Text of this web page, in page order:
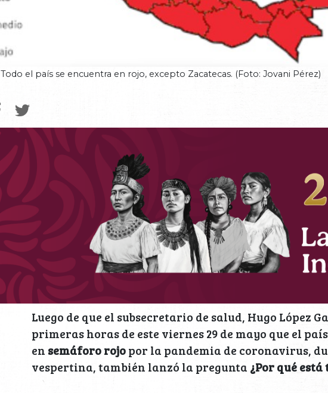
Todo el país se encuentra en rojo, excepto Zacatecas. (Foto: Jovani Pérez)
Luego de que el subsecretario de salud, Hugo López
primeras horas de este viernes 29 de mayo que el
en semáforo rojopor la pandemia de coronavirus,
vespertina, también lanzó la pregunta ¿Por qué está